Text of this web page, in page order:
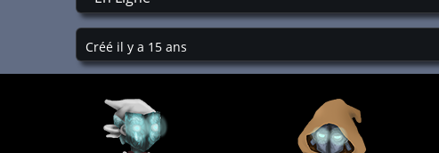
Créé il y a 15 ans